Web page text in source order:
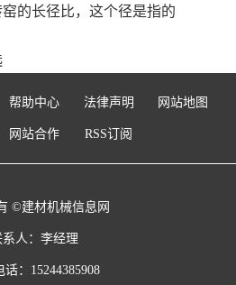
的长径比，这个径是指的
帮助中心 法律声明 网站地图
网站合作 RSS订阅
©建材机械信息网
系人：李经理
话：15244385908